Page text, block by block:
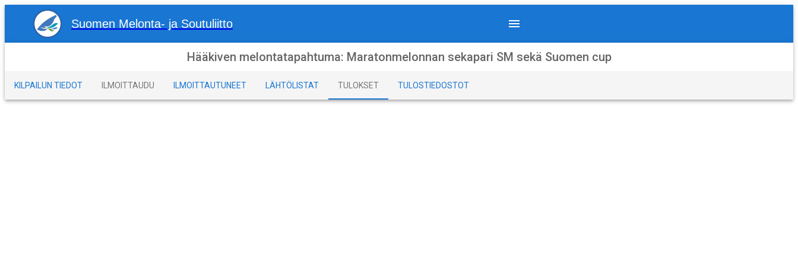
Suomen Melonta- ja Soutuliitto
Hääkiven melontatapahtuma: Maratonmelonnan sekapari SM sekä Suomen cup
KILPAILUN TIEDOT ILMOITTAUDU ILMOITTAUTUNEET LÄHTÖLISTAT TULOKSET TULOSTIEDOSTOT